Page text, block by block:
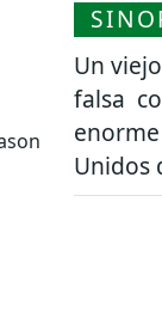
Un
falsa
Unidos